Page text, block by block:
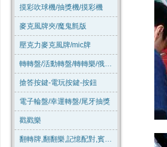
摸彩吹球機/抽獎機/摸彩機
麥克風牌夾/魔鬼氈版
壓克力麥克風牌/mic牌
轉轉盤/活動轉盤/轉轉樂/俄羅斯輪盤
搶答按鍵-電玩按鍵-按鈕
電子輪盤/幸運轉盤/尾牙抽獎
戳戳樂
翻轉牌,翻翻樂,記憶配對,賓果連線